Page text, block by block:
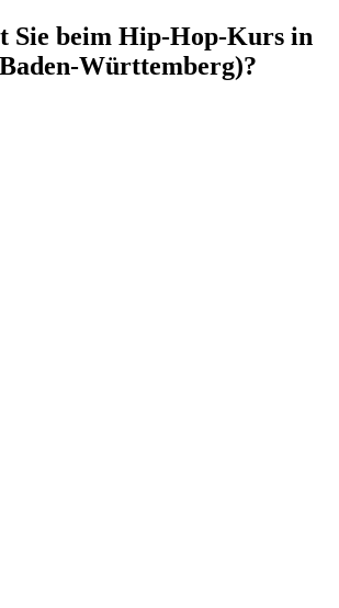
Sie beim Hip-Hop-Kurs in
Württemberg)?